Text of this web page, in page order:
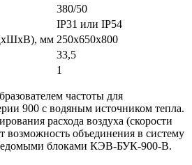
380/50
IP31 или IP54
мм 250x650x800
33,5
1
частоты для
900 с водяным источником тепла.
расхода воздуха (скорости
возможность объединения в систему
блоками КЭВ-БУК-900-В.